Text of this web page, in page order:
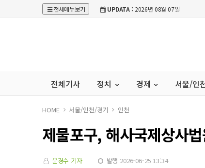
전체메뉴보기 UPDATA : 2026년 08월 07일
전체기사 정치 경제 서울/인
HOME 서울/인천/경기 인천
제물포구, 해사국제상사
윤경수 기자 발행 2026-06-25 13:34